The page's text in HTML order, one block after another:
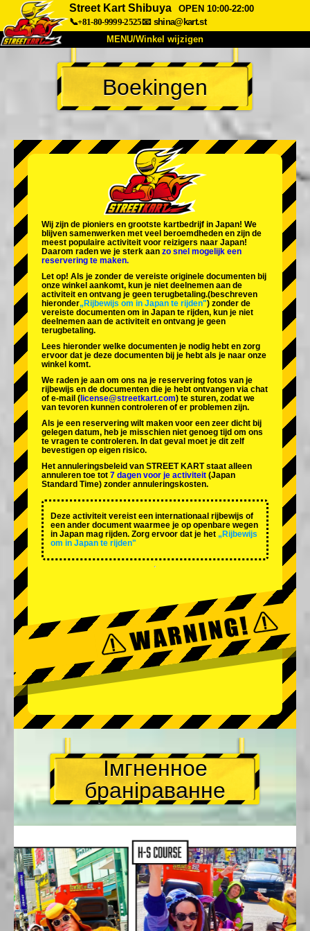
Street Kart Shibuya
OPEN 10:00-22:00
📞+81-80-9999-2525📧 shina@kart.st
MENU/Winkel wijzigen
TOP
Over Specificaties Prijzen
Bedrijf Boekingen
Winkel wijzigen
Tokyo Shinagawa Tokyo Akihabara#1
Tokyo Akihabara#2
Tokyo Shibuya Annex Tokyo Bay
Tokyo Asakusa Osaka
Okinawa
Boekingen
Wij zijn de pioniers en grootste kartbedrijf in Japan! We
blijven samenwerken met veel beroemdheden en zijn de
meest populaire activiteit voor reizigers naar Japan!
Daarom raden we je sterk aan zo snel mogelijk een
reservering te maken.
Let op! Als je zonder de vereiste originele documenten bij
onze winkel aankomt, kun je niet deelnemen aan de
activiteit en ontvang je geen terugbetaling.(beschreven
hieronder„Rijbewijs om in Japan te rijden") zonder de
vereiste documenten om in Japan te rijden, kun je niet
deelnemen aan de activiteit en ontvang je geen
terugbetaling.
Lees hieronder welke documenten je nodig hebt en zorg
ervoor dat je deze documenten bij je hebt als je naar onze
winkel komt.
We raden je aan om ons na je reservering fotos van je
rijbewijs en de documenten die je hebt ontvangen via chat
of e-mail ( license@streetkart.com) te sturen, zodat we
van tevoren kunnen controleren of er problemen zijn.
Als je een reservering wilt maken voor een zeer dicht bij
gelegen datum, heb je misschien niet genoeg tijd om ons
te vragen te controleren. In dat geval moet je dit zelf
bevestigen op eigen risico.
Het annuleringsbeleid van STREET KART staat alleen
annuleren toe tot 7 dagen voor je activiteit (Japan
Standard Time) zonder annuleringskosten.
Deze activiteit vereist een internationaal rijbewijs of
een ander document waarmee je op openbare wegen
in Japan mag rijden. Zorg ervoor dat je het „Rijbewijs
om in Japan te rijden"
Імгненное
браніраванне